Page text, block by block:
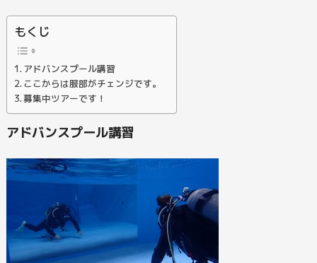
もくじ
アドバンスプール講習
ここからは服部がチェンジです。
募集中ツアーです！
アドバンスプール講習